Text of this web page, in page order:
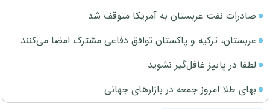
صادرات نفت عربستان به آمریکا متوقف شد
عربستان، ترکیه و پاکستان توافق دفاعی مشترک امضا می‌کنند
لطفا در پاییز غافل‌گیر نشوید
بهای طلا امروز جمعه در بازارهای جهانی